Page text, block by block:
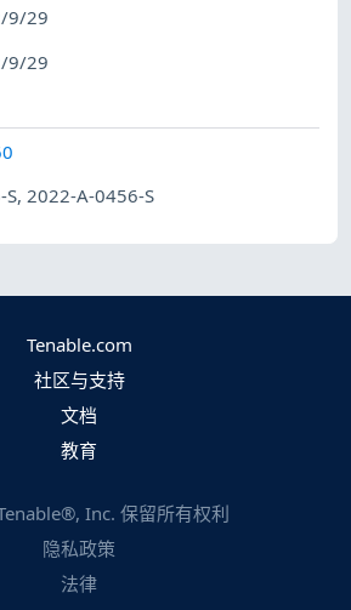
9/29
9/29
S, 2022-A-0456-S
Tenable.com
社区与支持
文档
教育
Inc. 保留所有权利
隐私政策
法律